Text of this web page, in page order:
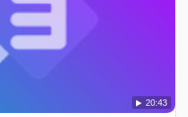
20:43